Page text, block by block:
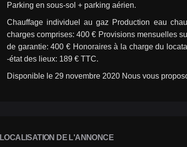
Parking en sous-sol + parking aérien.
Chauffage individuel au gaz Production eau
charges comprises: 400 € Provisions mensuelles
de garantie: 400 € Honoraires à la charge du
-état des lieux: 189 € TTC.
Disponible le 29 novembre 2020 Nous vous
LOCALISATION DE L'ANNONCE